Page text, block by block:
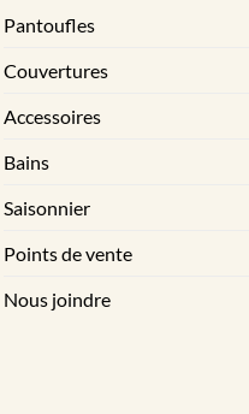
Pantoufles
Couvertures
Accessoires
Bains
Saisonnier
Points de vente
Nous joindre